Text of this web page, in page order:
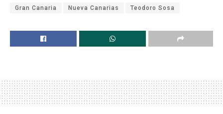
Gran Canaria Nueva Canarias Teodoro Sosa